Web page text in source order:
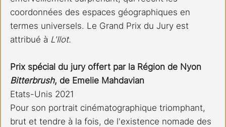
coordonnées des espaces géographiques en
termes universels. Le Grand Prix du Jury est
attribué à L'Ilot.
Prix spécial du jury offert par la Région de Nyon
Bitterbrush, de Emelie Mahdavian
Etats-Unis 2021
Pour son portrait cinématographique triomphant,
brut et tendre à la fois, de l'existence nomade des